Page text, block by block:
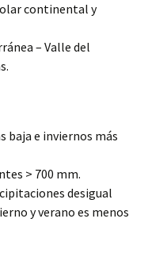
continental y
– Valle del
baja e inviernos más
> 700 mm.
desigual
y verano es menos